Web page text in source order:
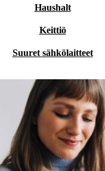
Haushalt
Keittiö
Suuret sähkölaitteet
Liity ensimmäistä kertaa
tilaajaksi ja säästä 15 €!
Älä missaa enää yhtäkään